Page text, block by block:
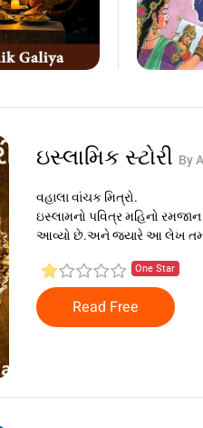
ઇસ્લામિક સ્ટોરી By
વહાલા વાંચક મિત્રો.
ઇસ્લામનો પવિત્ર મહિનો
આવ્યો છે.અને જ્યારે આ લેખ
One Star
Read Free